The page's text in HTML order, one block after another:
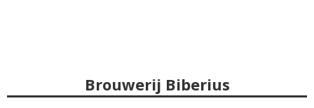
Brouwerij Biberius